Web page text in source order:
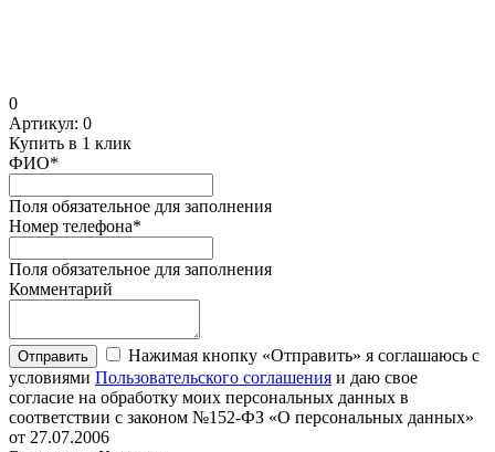
0
Артикул: 0
Купить в 1 клик
ФИО*
Поля обязательное для заполнения
Номер телефона*
Поля обязательное для заполнения
Комментарий
Отправить
Нажимая кнопку «Отправить» я соглашаюсь с
условиями Пользовательского соглашения и даю свое
согласие на обработку моих персональных данных в
соответствии с законом №152-ФЗ «О персональных данных»
от 27.07.2006